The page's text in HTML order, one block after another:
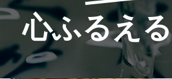
心ふるえ